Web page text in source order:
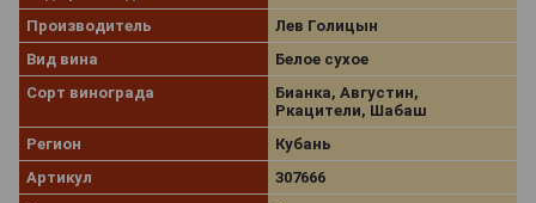
Производитель
Лев Голицын
Вид вина
Белое сухое
Сорт винограда
Бианка, Августин,
Ркацители, Шабаш
Регион
Кубань
Артикул
307666